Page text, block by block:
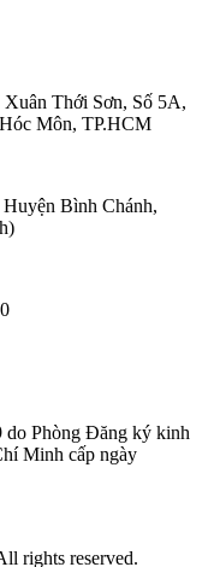
Thới Sơn, Số 5A,
Môn, TP.HCM
Bình Chánh,
do Phòng Đăng ký kinh
Minh cấp ngày
rights reserved.